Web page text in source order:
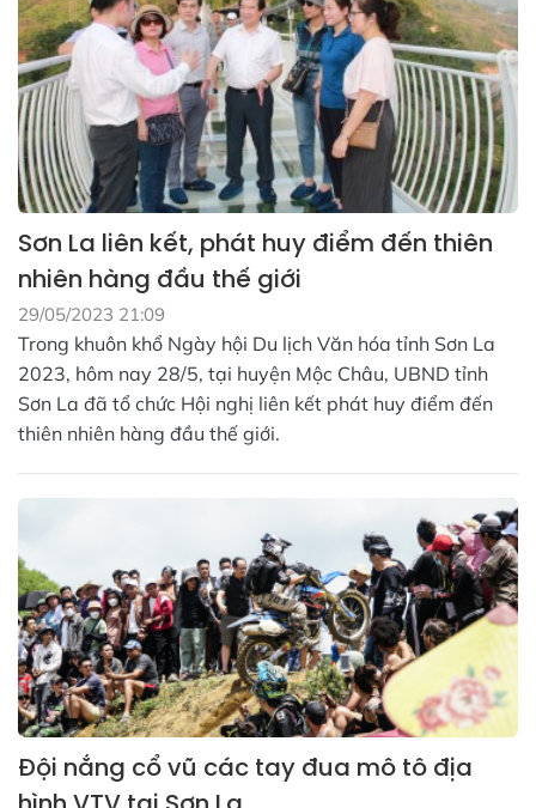
Sơn La liên kết, phát huy điểm đến thiên
nhiên hàng đầu thế giới
29/05/2023 21:09
Trong khuôn khổ Ngày hội Du lịch Văn hóa tỉnh Sơn La
2023, hôm nay 28/5, tại huyện Mộc Châu, UBND tỉnh
Sơn La đã tổ chức Hội nghị liên kết phát huy điểm đến
thiên nhiên hàng đầu thế giới.
Đội nắng cổ vũ các tay đua mô tô địa